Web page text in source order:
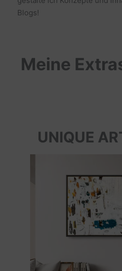
Blogs!
Meine
UNIQUE